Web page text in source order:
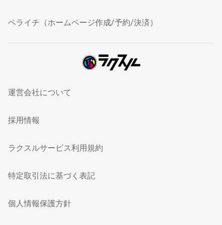
ペライチ（ホームページ作成/予約/決済）
運営会社について
採用情報
ラクスルサービス利用規約
特定取引法に基づく表記
個人情報保護方針